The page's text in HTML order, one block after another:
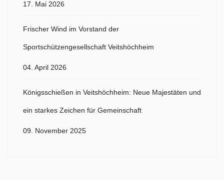
17. Mai 2026
Frischer Wind im Vorstand der
Sportschützengesellschaft Veitshöchheim
04. April 2026
Königsschießen in Veitshöchheim: Neue Majestäten und
ein starkes Zeichen für Gemeinschaft
09. November 2025